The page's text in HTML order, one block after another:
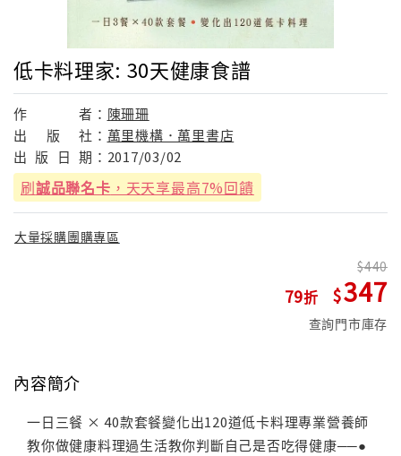
低卡料理家: 30天健康食譜
作 者： 陳珊珊
出
版 社： 萬里機構．萬里書店
出 版 日 期： 2017/03/02
刷誠品聯名卡 ，天天享最高7%回饋
大量採購團購專區
79
440
347
查詢門市庫存
內容簡介
一日三餐 × 40款套餐變化出120道低卡料理專業營養師
教你做健康料理過生活教你判斷自己是否吃得健康──●